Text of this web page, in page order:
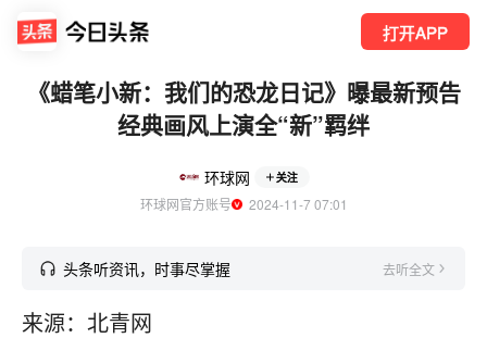
打开APP
《蜡笔小新：我们的恐龙日记》曝最新预告
经典画风上演全“新”羁绊
环球网 关注
环球网官方账号
  2024-11-7 07:01
头条听资讯，时事尽掌握 去听全文
来源：北青网